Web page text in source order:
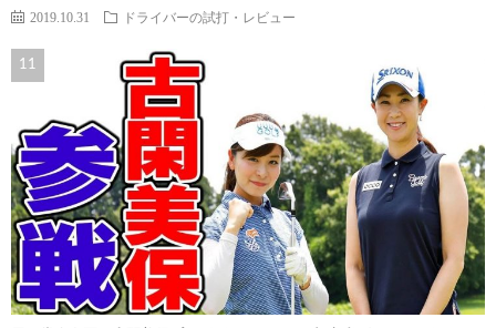
2019.10.31 ドライバーの試打・レビュー